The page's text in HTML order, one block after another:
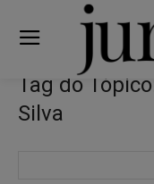
Tag do
Silva